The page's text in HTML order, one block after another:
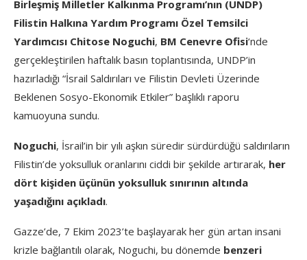
Birleşmiş Milletler Kalkınma Programı’nın (UNDP)
Filistin Halkına Yardım Programı Özel Temsilci
Yardımcısı Chitose Noguchi, BM Cenevre Ofisi‘nde
gerçekleştirilen haftalık basın toplantısında, UNDP’in
hazırladığı “İsrail Saldırıları ve Filistin Devleti Üzerinde
Beklenen Sosyo-Ekonomik Etkiler” başlıklı raporu
kamuoyuna sundu.
Noguchi, İsrail’in bir yılı aşkın süredir sürdürdüğü saldırıların
Filistin’de yoksulluk oranlarını ciddi bir şekilde artırarak, her
dört kişiden üçünün yoksulluk sınırının altında
yaşadığını açıkladı.
Gazze’de, 7 Ekim 2023’te başlayarak her gün artan insani
krizle bağlantılı olarak, Noguchi, bu dönemde benzeri